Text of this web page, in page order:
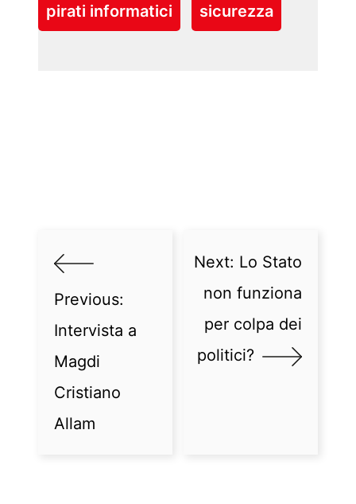
pirati informatici sicurezza
Previous:
Intervista a
Magdi
Cristiano
Allam
Next: Lo Stato
non funziona
per colpa dei
politici?